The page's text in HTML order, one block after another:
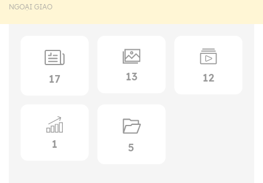
NGOẠI GIAO
17 13 12
1 5